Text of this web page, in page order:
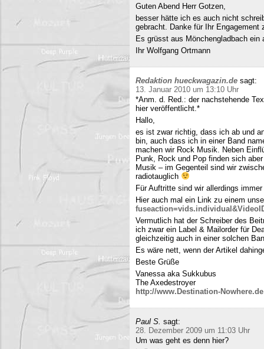
Guten Abend Herr Gotzen,
besser hätte ich es auch nicht
gebracht. Danke für Ihr Engagement
Es grüsst aus Mönchengladbach ein
Ihr Wolfgang Ortmann
Redaktion hueckwagazin.de sagt:
13. Januar 2010 um 13:10 Uhr
*Anm. d. Red.: der nachstehende
hier veröffentlicht.*
Hallo,
es ist zwar richtig, dass ich ab und
bin, auch dass ich in einer Band
machen wir Rock Musik. Neben
Punk, Rock und Pop finden sich
Musik – im Gegenteil sind wir
radiotauglich
Für Auftritte sind wir allerdings
Hier auch mal ein Link zu einem
Vermutlich hat der Schreiber des
ich zwar ein Label & Mailorder für
gleichzeitig auch in einer solchen
Es wäre nett, wenn der Artikel
Beste Grüße
Vanessa aka Sukkubus
The Axedestroyer
http://www.Destination-Nowhere.de
Paul S. sagt:
28. Dezember 2009 um 11:03 Uhr
Um was geht es denn hier?